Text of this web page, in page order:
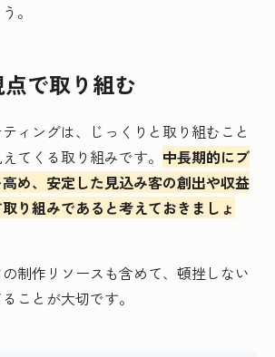
。
で取り組む
ィングは、じっくりと取り組むこと
てくる取り組みです。 中長期的にブ
め、安定した見込み客の創出や収益
り組みであると考えておきましょ
制作リソースも含めて、頓挫しない
ことが大切です。